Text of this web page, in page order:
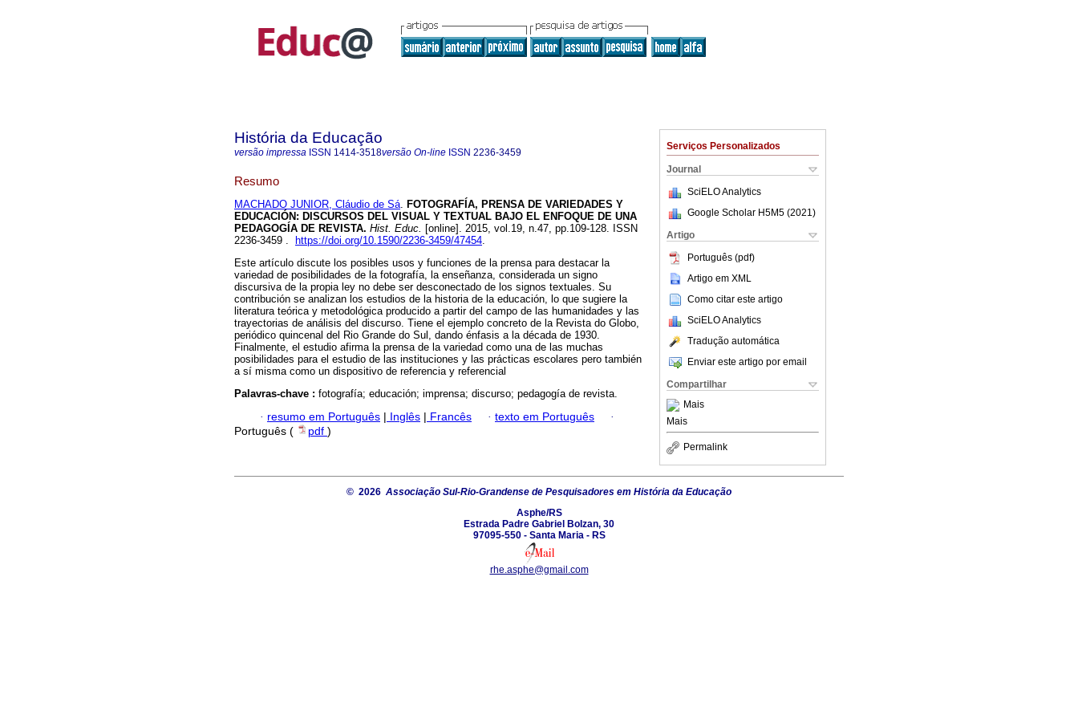
Serviços Personalizados
Journal
SciELO Analytics
Google Scholar H5M5 (2021 )
Artigo
Português (pdf)
Artigo em XML
Como citar este artigo
SciELO Analytics
Tradução automática
Enviar este artigo por email
Compartilhar
Mais
Mais
Permalink
História da Educação
versão impressa ISSN 1414-3518versão On-line ISSN 2236-3459
Resumo
MACHADO JUNIOR, Cláudio de Sá. FOTOGRAFÍA, PRENSA DE VARIEDADES Y
EDUCACIÓN: DISCURSOS DEL VISUAL Y TEXTUAL BAJO EL ENFOQUE DE UNA
PEDAGOGÍA DE REVISTA. Hist. Educ. [online]. 2015, vol.19, n.47, pp.109-128. ISSN
2236-3459 .
https://doi.org/10.1590/2236-3459/47454.
Este artículo discute los posibles usos y funciones de la prensa para destacar la
variedad de posibilidades de la fotografía, la enseñanza, considerada un signo
discursiva de la propia ley no debe ser desconectado de los signos textuales. Su
contribución se analizan los estudios de la historia de la educación, lo que sugiere la
literatura teórica y metodológica producido a partir del campo de las humanidades y las
trayectorias de análisis del discurso. Tiene el ejemplo concreto de la Revista do Globo,
periódico quincenal del Rio Grande do Sul, dando énfasis a la década de 1930.
Finalmente, el estudio afirma la prensa de la variedad como una de las muchas
posibilidades para el estudio de las instituciones y las prácticas escolares pero también
a sí misma como un dispositivo de referencia y referencial
Palavras-chave : fotografía; educación; imprensa; discurso; pedagogía de revista.
· resumo em Português | Inglês | Francês · texto em Português
·
Português (
pdf )
© 2026 Associação Sul-Rio-Grandense de Pesquisadores em História da Educação
Asphe/RS
Estrada Padre Gabriel Bolzan, 30
97095-550 - Santa Maria - RS
rhe.asphe@gmail.com